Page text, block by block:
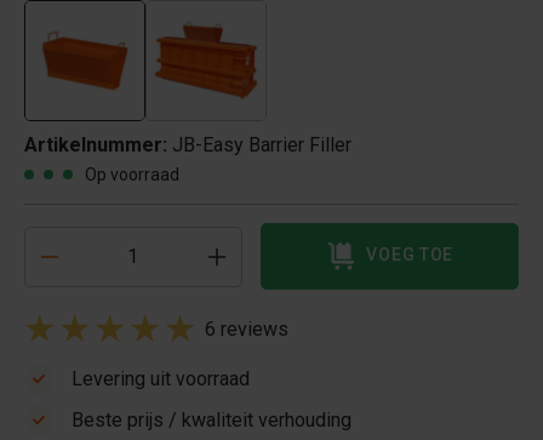
Artikelnummer: JB-Easy Barrier Filler
Op voorraad
VOEG TOE
6 reviews
Levering uit voorraad
Beste prijs / kwaliteit verhouding